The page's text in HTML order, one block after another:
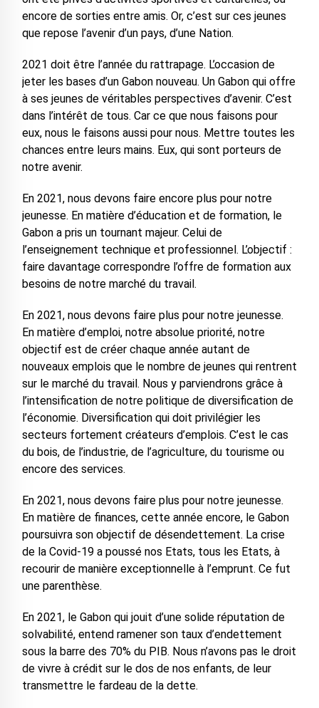
encore de sorties entre amis. Or, c’est sur ces jeunes
que repose l’avenir d’un pays, d’une Nation.
2021 doit être l’année du rattrapage. L’occasion de
jeter les bases d’un Gabon nouveau. Un Gabon qui offre
à ses jeunes de véritables perspectives d’avenir. C’est
dans l’intérêt de tous. Car ce que nous faisons pour
eux, nous le faisons aussi pour nous. Mettre toutes les
chances entre leurs mains. Eux, qui sont porteurs de
notre avenir.
En 2021, nous devons faire encore plus pour notre
jeunesse. En matière d’éducation et de formation, le
Gabon a pris un tournant majeur. Celui de
l’enseignement technique et professionnel. L’objectif :
faire davantage correspondre l’offre de formation aux
besoins de notre marché du travail.
En 2021, nous devons faire plus pour notre jeunesse.
En matière d’emploi, notre absolue priorité, notre
objectif est de créer chaque année autant de
nouveaux emplois que le nombre de jeunes qui rentrent
sur le marché du travail. Nous y parviendrons grâce à
l’intensification de notre politique de diversification de
l’économie. Diversification qui doit privilégier les
secteurs fortement créateurs d’emplois. C’est le cas
du bois, de l’industrie, de l’agriculture, du tourisme ou
encore des services.
En 2021, nous devons faire plus pour notre jeunesse.
En matière de finances, cette année encore, le Gabon
poursuivra son objectif de désendettement. La crise
de la Covid-19 a poussé nos Etats, tous les Etats, à
recourir de manière exceptionnelle à l’emprunt. Ce fut
une parenthèse.
En 2021, le Gabon qui jouit d’une solide réputation de
solvabilité, entend ramener son taux d’endettement
sous la barre des 70% du PIB. Nous n’avons pas le droit
de vivre à crédit sur le dos de nos enfants, de leur
transmettre le fardeau de la dette.